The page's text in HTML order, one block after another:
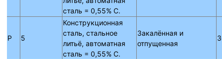
сталь = 0,55% C.
P 5
Конструкционная
сталь, стальное
литьё, автоматная
сталь = 0,55% C.
Закалённая и
отпущенная